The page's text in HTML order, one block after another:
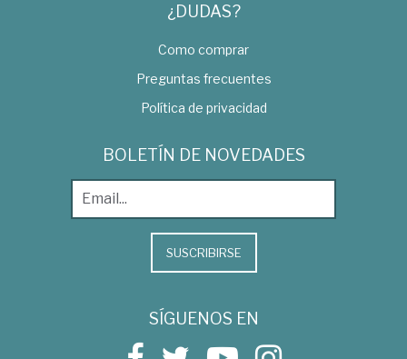
¿DUDAS?
Como comprar
Preguntas frecuentes
Política de privacidad
BOLETÍN DE NOVEDADES
SUSCRIBIRSE
SÍGUENOS EN